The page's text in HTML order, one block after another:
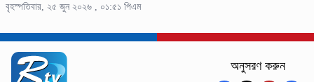
বৃহস্পতিবার, ২৫ জুন ২০২৬ , ০১:৫১ পিএম
অনুসরণ করুন